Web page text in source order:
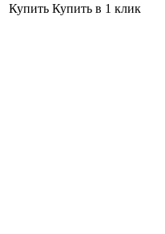
Купить Купить в 1 клик